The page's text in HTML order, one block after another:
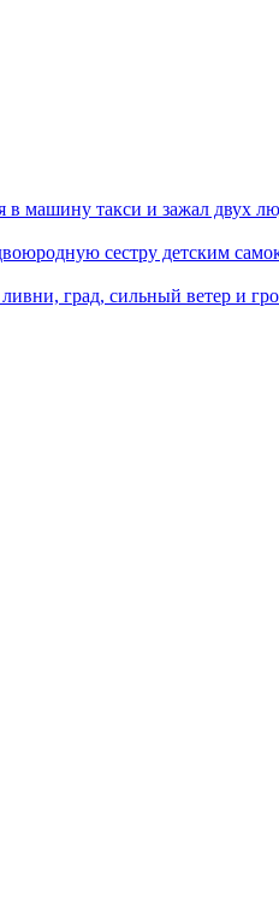
в машину такси и зажал двух
сестру детским
град, сильный ветер и